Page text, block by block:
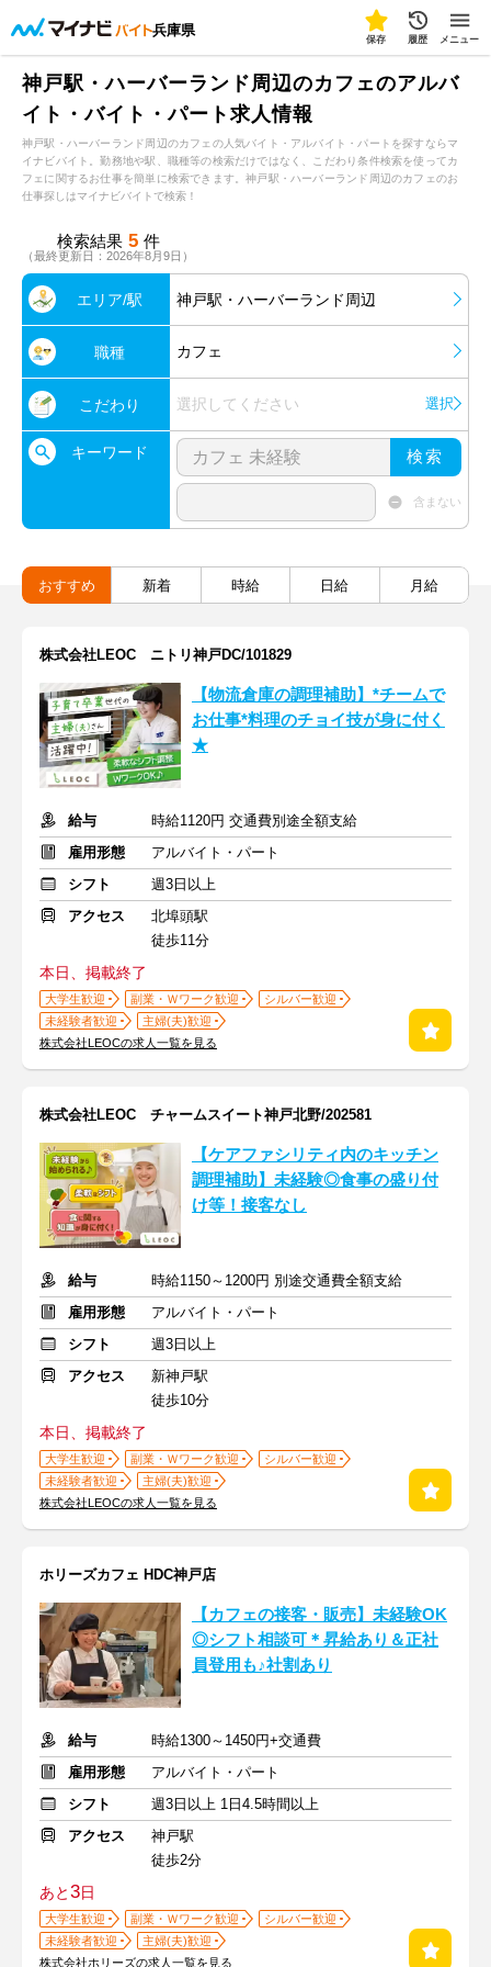
兵庫県
保存 履歴 メニュー
神戸駅・ハーバーランド周辺のカフェのアルバ
イト・バイト・パート求人情報
神戸駅・ハーバーランド周辺のカフェの人気バイト・アルバイト・パートを探すならマ
イナビバイト。勤務地や駅、職種等の検索だけではなく、こだわり条件検索を使ってカ
フェに関するお仕事を簡単に検索できます。神戸駅・ハーバーランド周辺のカフェのお
仕事探しはマイナビバイトで検索！
検索結果 5 件
（最終更新日：2026年8月9日）
エリア/駅 神戸駅・ハーバーランド周辺
職種 カフェ
こだわり 選択してください 選択
キーワード 検索
含まない
おすすめ 新着 時給 日給 月給
株式会社LEOC ニトリ神戸DC/101829
【物流倉庫の調理補助】*チームで
お仕事*料理のチョイ技が身に付く
★
給与
時給1120円 交通費別途全額支給
雇用形態
アルバイト・パート
シフト
週3日以上
アクセス
北埠頭駅
徒歩11分
本日、掲載終了
大学生歓迎 副業・Ｗワーク歓迎
シルバー歓迎
未経験者歓迎
主婦(夫)歓迎
株式会社LEOCの求人一覧を見る
株式会社LEOC チャームスイート神戸北野/202581
【ケアファシリティ内のキッチン
調理補助】未経験◎食事の盛り付
け等！接客なし
給与
時給1150～1200円 別途交通費全額支給
雇用形態
アルバイト・パート
シフト
週3日以上
アクセス
新神戸駅
徒歩10分
本日、掲載終了
大学生歓迎 副業・Ｗワーク歓迎
シルバー歓迎
未経験者歓迎
主婦(夫)歓迎
株式会社LEOCの求人一覧を見る
ホリーズカフェ HDC神戸店
【カフェの接客・販売】未経験OK
◎シフト相談可＊昇給あり＆正社
員登用も♪社割あり
給与
時給1300～1450円+交通費
雇用形態
アルバイト・パート
シフト
週3日以上 1日4.5時間以上
アクセス
神戸駅
徒歩2分
あと3日
大学生歓迎 副業・Ｗワーク歓迎
シルバー歓迎
未経験者歓迎
主婦(夫)歓迎
株式会社ホリーズの求人一覧を見る